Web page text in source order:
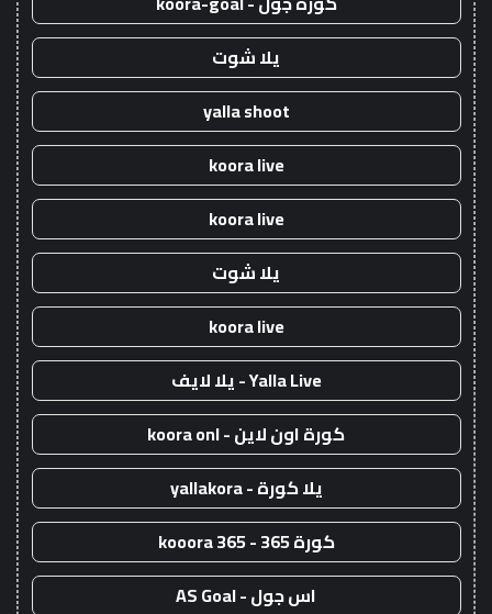
يلا شوت
yalla shoot
koora live
koora live
يلا شوت
koora live
Yalla Live - يلا لايف
كورة اون لاين - koora onl
يلا كورة - yallakora
كورة 365 - kooora 365
اس جول - AS Goal